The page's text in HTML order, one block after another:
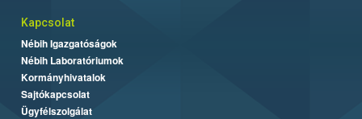
Kapcsolat
Nébih Igazgatóságok
Nébih Laboratóriumok
Kormányhivatalok
Sajtókapcsolat
Ügyfélszolgálat